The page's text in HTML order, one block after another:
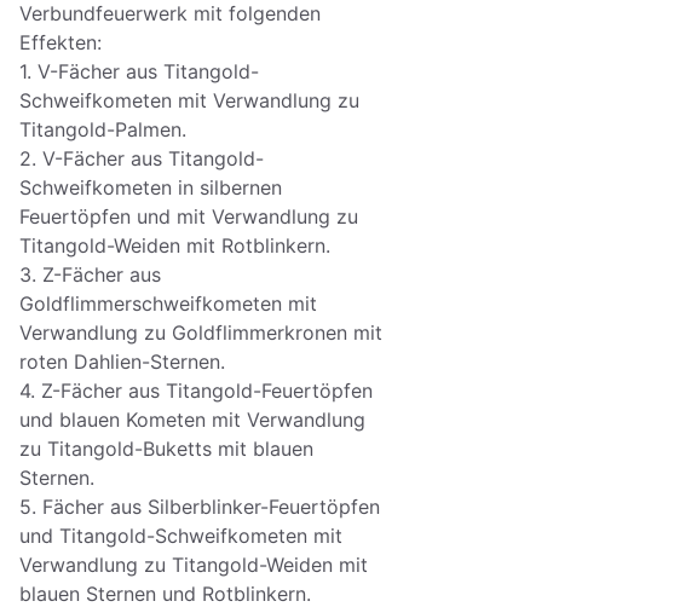
Verbundfeuerwerk mit folgenden
Effekten:
1. V-Fächer aus Titangold-
Schweifkometen mit Verwandlung zu
Titangold-Palmen.
2. V-Fächer aus Titangold-
Schweifkometen in silbernen
Feuertöpfen und mit Verwandlung zu
Titangold-Weiden mit Rotblinkern.
3. Z-Fächer aus
Goldflimmerschweifkometen mit
Verwandlung zu Goldflimmerkronen mit
roten Dahlien-Sternen.
4. Z-Fächer aus Titangold-Feuertöpfen
und blauen Kometen mit Verwandlung
zu Titangold-Buketts mit blauen
Sternen.
5. Fächer aus Silberblinker-Feuertöpfen
und Titangold-Schweifkometen mit
Verwandlung zu Titangold-Weiden mit
blauen Sternen und Rotblinkern.